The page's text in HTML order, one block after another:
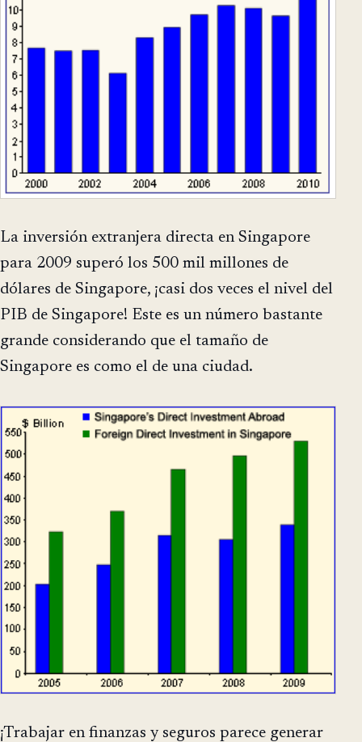
La inversión extranjera directa en Singapore
para 2009 superó los 500 mil millones de
dólares de Singapore, ¡casi dos veces el nivel del
PIB de Singapore! Este es un número bastante
grande considerando que el tamaño de
Singapore es como el de una ciudad.
¡Trabajar en finanzas y seguros parece generar